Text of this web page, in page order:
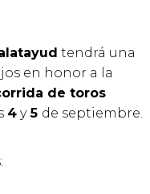
tendrá una
en honor a la
de toros
4 y5 de septiembre.